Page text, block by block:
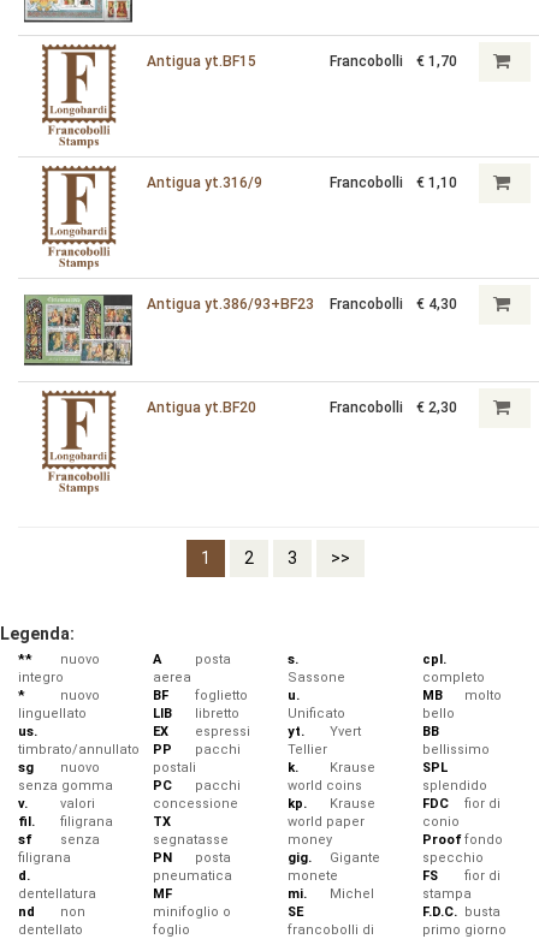
Antigua yt.BF15 Francobolli € 1,70
Antigua yt.316/9 Francobolli € 1,10
Antigua yt.386/93+BF23 Francobolli € 4,30
Antigua yt.BF20 Francobolli € 2,30
1 2 3 >>
Legenda:
**
nuovo
integro
*
nuovo
linguellato
us.
timbrato/annullato
sg
nuovo
senza gomma
v.
valori
fil.
filigrana
sf
senza
filigrana
d.
dentellatura
nd
non
dentellato
A
posta
aerea
BF
foglietto
LIB
libretto
EX
espressi
PP
pacchi
postali
PC
pacchi
concessione
TX
segnatasse
PN
posta
pneumatica
MF
minifoglio o
foglio
s.
Sassone
u.
Unificato
yt.
Yvert
Tellier
k.
Krause
world coins
kp.
Krause
world paper
money
gig.
Gigante
monete
mi.
Michel
SE
francobolli di
cpl.
completo
MB
molto
bello
BB
bellissimo
SPL
splendido
FDC
fior di
conio
Prooffondo
specchio
FS
fior di
stampa
F.D.C. busta
primo giorno